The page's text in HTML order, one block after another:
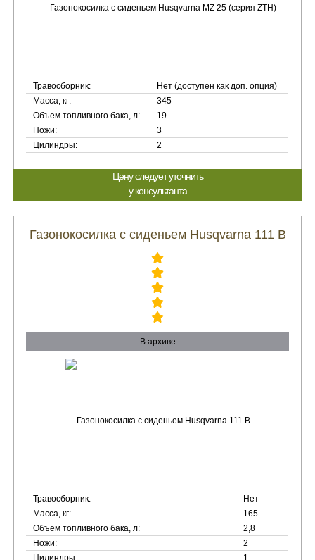
Травосборник:
Нет (доступен как доп. опция)
Масса, кг:
345
Объем топливного бака, л:
19
Ножи:
3
Цилиндры:
2
Цену следует уточнить
у консультанта
Газонокосилка с сиденьем Husqvarna 111 B
В архиве
Травосборник:
Нет
Масса, кг:
165
Объем топливного бака, л:
2,8
Ножи:
2
Цилиндры:
1